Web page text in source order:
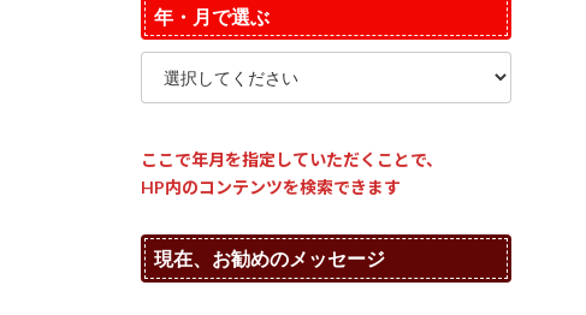
年・月で選ぶ
ここで年月を指定していただくことで、
HP内のコンテンツを検索できます
現在、お勧めのメッセージ